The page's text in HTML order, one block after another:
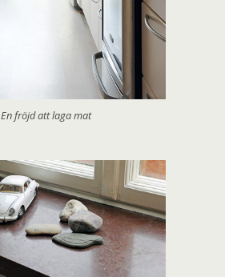
En fröjd att laga mat